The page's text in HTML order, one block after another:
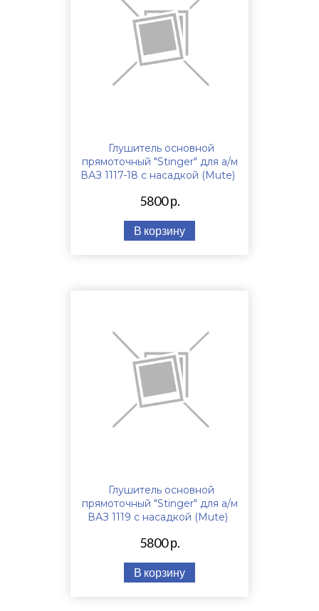
Глушитель основной
прямоточный "Stinger" для а/м
ВАЗ 1117-18 с насадкой (Mute)
5800 р.
В корзину
Глушитель основной
прямоточный "Stinger" для а/м
ВАЗ 1119 с насадкой (Mute)
5800 р.
В корзину